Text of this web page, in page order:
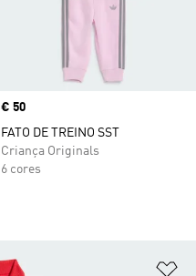
Price
€ 50
FATO DE TREINO SST
Criança Originals
6 cores